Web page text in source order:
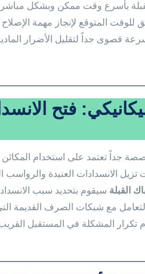
بأسرع وقت ممكن وبشكل مباشر
للوقت المتوقع لإنجاز مهمة
قصوى جداً لتقليل الأضرار
فتح
تعتمد على استخدام المكائن
تزيل الانسدادات العنيدة
القبلة سيقوم بتحديد سبب الانسداد
مع شبكات الصرف القديمة
المشكلة في المستقبل